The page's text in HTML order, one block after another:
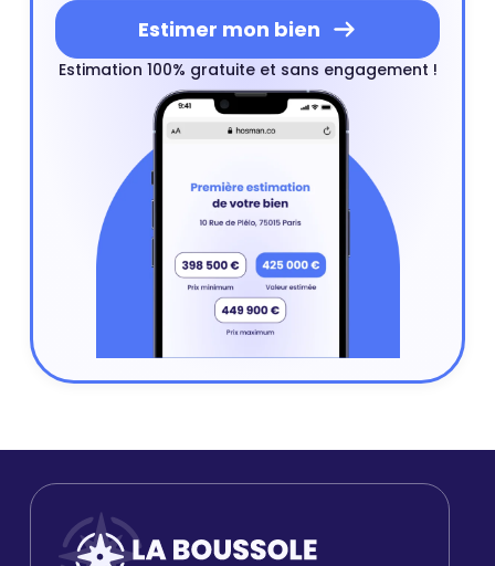
Estimer mon bien
Estimation 100% gratuite et sans engagement !